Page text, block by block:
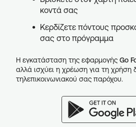
κοντά σας
Κερδίζετε πόντους
σας στο πρόγραμμα
Η εγκατάσταση της εφαρμογής Go
αλλά ισχύει η χρέωση για τη χρήση
τηλεπικοινωνιακού σας παρόχου.